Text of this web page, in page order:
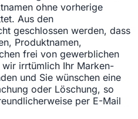
ohne vorherige
Aus den
geschlossen werden, dass
Produktnamen,
frei von gewerblichen
irrtümlich Ihr Marken-
und Sie wünschen eine
oder Löschung, so
per E-Mail